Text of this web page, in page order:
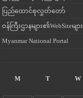
ပြည်ထောင်စုလွှတ်တော်
ဝန်ကြီးဌာနများ၏WebSiteများ
Myanmar National Portal
M
T W